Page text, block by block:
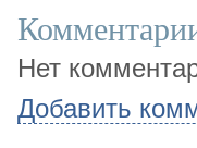
Нет
Добавить